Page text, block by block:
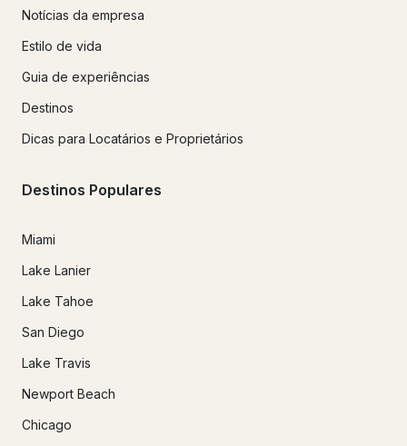
Notícias da empresa
Estilo de vida
Guia de experiências
Destinos
Dicas para Locatários e Proprietários
Destinos Populares
Miami
Lake Lanier
Lake Tahoe
San Diego
Lake Travis
Newport Beach
Chicago